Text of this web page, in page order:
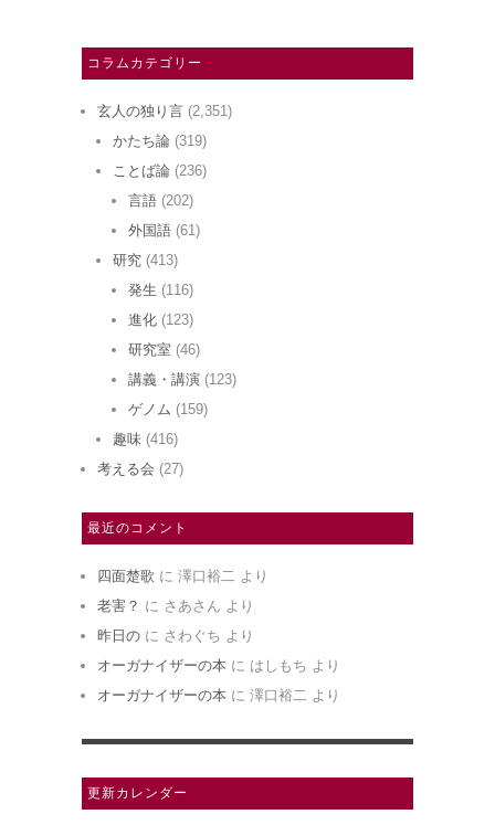
コラムカテゴリー
玄人の独り言 (2,351)
かたち論 (319)
ことば論 (236)
言語 (202)
外国語 (61)
研究 (413)
発生 (116)
進化 (123)
研究室 (46)
講義・講演 (123)
ゲノム (159)
趣味 (416)
考える会 (27)
最近のコメント
四面楚歌 に 澤口裕二 より
老害？ に さあさん より
昨日の に さわぐち より
オーガナイザーの本 に はしもち より
オーガナイザーの本 に 澤口裕二 より
更新カレンダー